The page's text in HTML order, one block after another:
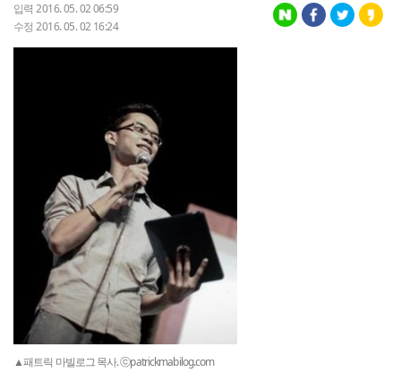
입력 2016. 05. 02 06:59
수정 2016. 05. 02 16:24
▲패트릭 마빌로그 목사. ⓒpatrickmabilog.com